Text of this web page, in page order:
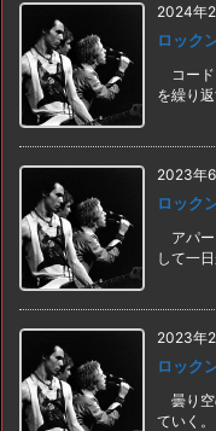
2024年
ロック
コード
を繰り
2023年
ロック
アパー
して一
2023年
ロック
曇り空
ていく